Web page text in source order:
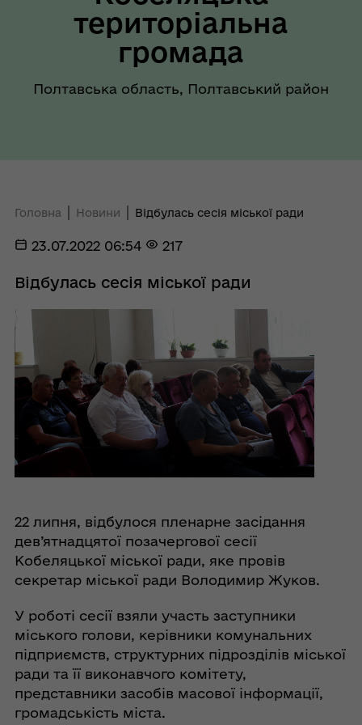
територіальна
громада
Полтавська область, Полтавський район
Головна Новини Відбулась сесія міської ради
23.07.2022 06:54 217
Відбулась сесія міської ради
22 липня, відбулося пленарне засідання
дев’ятнадцятої позачергової сесії
Кобеляцької міської ради, яке провів
секретар міської ради Володимир Жуков.
У роботі сесії взяли участь заступники
міського голови, керівники комунальних
підприємств, структурних підрозділів міської
ради та її виконавчого комітету,
представники засобів масової інформації,
громадськість міста.